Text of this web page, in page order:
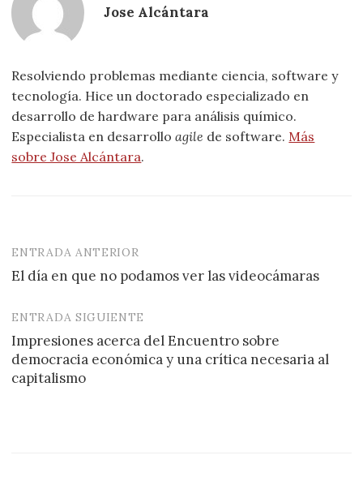
Jose Alcántara
Resolviendo problemas mediante ciencia, software y
tecnología. Hice un doctorado especializado en
desarrollo de hardware para análisis químico.
Especialista en desarrolloagile de software. Más
sobre Jose Alcántara.
Navegación
de
entradas
ENTRADA ANTERIOR
El día en que no podamos ver las videocámaras
ENTRADA SIGUIENTE
Impresiones acerca del Encuentro sobre
democracia económica y una crítica necesaria al
capitalismo